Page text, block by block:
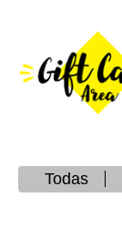
Todas